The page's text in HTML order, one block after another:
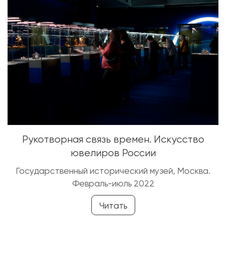
Рукотворная связь времен. Искусство
ювелиров России
Государственный исторический музей, Москва.
Февраль-июль 2022
Читать